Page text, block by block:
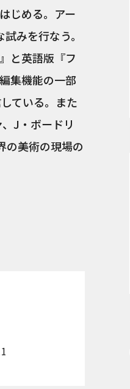
じめる。アー
みを行なう。
と英語版『フ
集機能の一部
ている。また
J・ボードリ
の美術の現場の